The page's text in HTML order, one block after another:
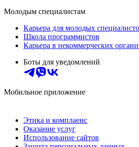
Молодым специалистам
Карьера для молодых
Школа программистов
Карьера в некоммерческих
Боты для уведомлений
Мобильное приложение
Этика и комплаенс
Оказание услуг
Использование сайтов